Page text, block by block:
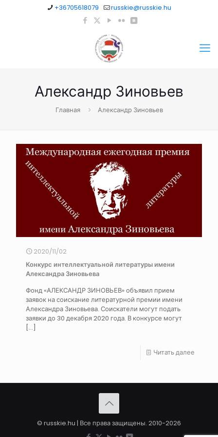
+36705618079 russkie@russkie.hu
Александр Зиновьев
Главная Александр Зиновьев
2020/11/02
Конкурс интеллектуальной литературы имени
Александра Зиновьева
Фонд «АЛЕКСАНДР ЗИНОВЬЕВ» объявил прием
заявок на соискание литературной премии имени
Александра Зиновьева. Соискатели могут подать
заявки до 30 декабря 2020 года. В конкурсе могут
[…]
Читать далее
© russkie.hu | Все права защищены. 2010-2026